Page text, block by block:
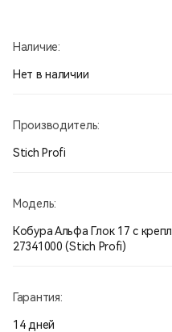
Наличие:
Нет в наличии
Производитель:
Stich Profi
Модель:
Кобура Альфа Глок 17 с
27341000 (Stiсh Profi)
Гарантия:
14 дней